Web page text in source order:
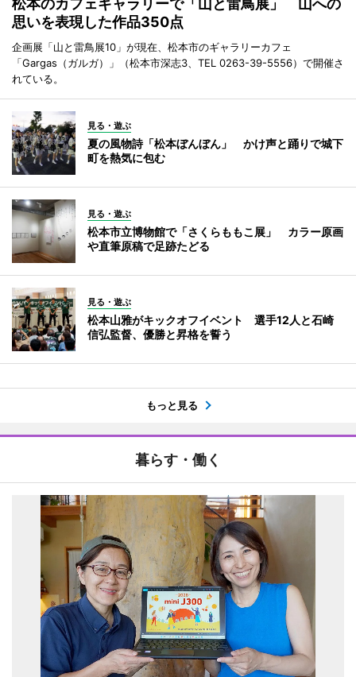
松本のカフェギャラリーで「山と雷鳥展」 山への
思いを表現した作品350点
企画展「山と雷鳥展10」が現在、松本市のギャラリーカフェ
「Gargas（ガルガ）」（松本市深志3、TEL 0263-39-5556）で開催さ
れている。
見る・遊ぶ
夏の風物詩「松本ぼんぼん」 かけ声と踊りで城下
町を熱気に包む
見る・遊ぶ
松本市立博物館で「さくらももこ展」 カラー原画
や直筆原稿で足跡たどる
見る・遊ぶ
松本山雅がキックオフイベント 選手12人と石崎
信弘監督、優勝と昇格を誓う
もっと見る
暮らす・働く